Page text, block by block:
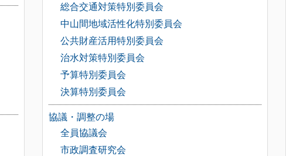
総合交通対策特別委員会
中山間地域活性化特別委員会
公共財産活用特別委員会
治水対策特別委員会
予算特別委員会
決算特別委員会
協議・調整の場
全員協議会
市政調査研究会